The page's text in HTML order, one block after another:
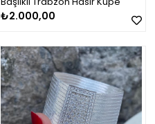
₺2.000,00